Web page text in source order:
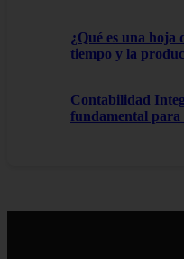
¿Qué es una hoja
tiempo y la
Contabilidad
fundamental para